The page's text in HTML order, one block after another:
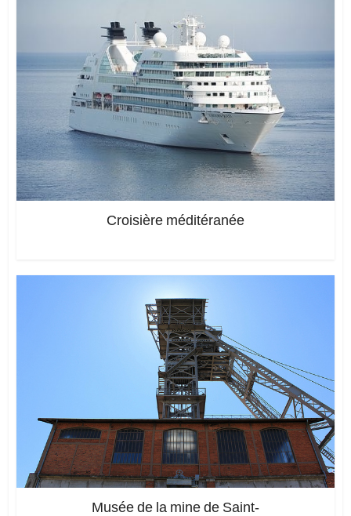
Croisière méditéranée
Musée de la mine de Saint-